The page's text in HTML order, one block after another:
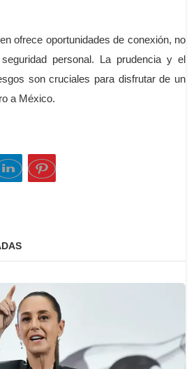
ofrece oportunidades de conexión, no
personal. La prudencia y el
son cruciales para disfrutar de un
a México.